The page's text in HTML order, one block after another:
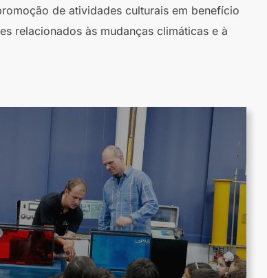
de atividades culturais em benefício
relacionados às mudanças climáticas e à